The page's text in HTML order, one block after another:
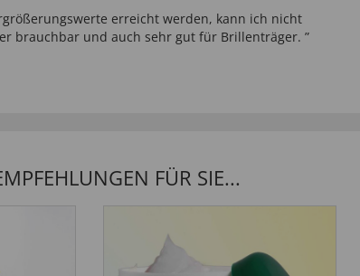
erreicht werden, kann ich nicht
brauchbar und auch sehr gut für Brillenträger. ”
kann einwandfrei lesen”
FÜR SIE...